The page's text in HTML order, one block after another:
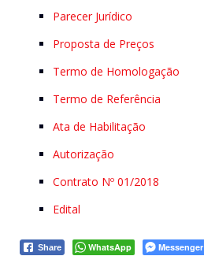
Parecer Jurídico
Proposta de Preços
Termo de Homologação
Termo de Referência
Ata de Habilitação
Autorização
Contrato Nº 01/2018
Edital
Share WhatsApp Messenger